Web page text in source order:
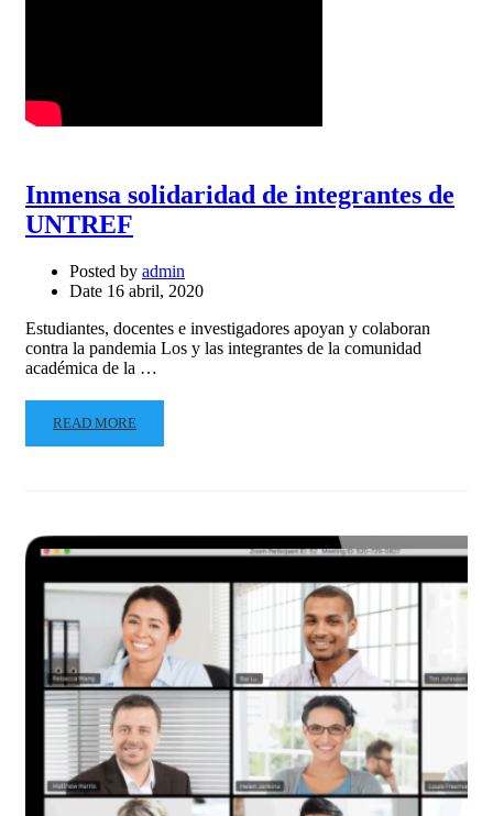
Inmensa solidaridad de integrantes de
UNTREF
Posted by admin
Date 16 abril, 2020
Estudiantes, docentes e investigadores apoyan y colaboran
contra la pandemia Los y las integrantes de la comunidad
académica de la …
READ MORE